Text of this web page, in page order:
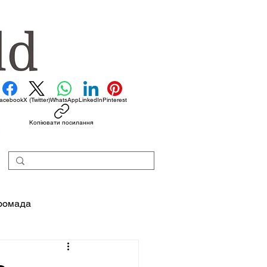
X (Twitter)WhatsAppLinkedInPinterest
Копіювати посилання